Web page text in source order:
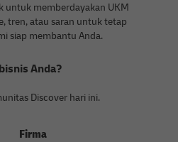
untuk memberdayakan UKM
tren, atau saran untuk tetap
siap membantu Anda.
Anda?
Discover hari ini.
Firma